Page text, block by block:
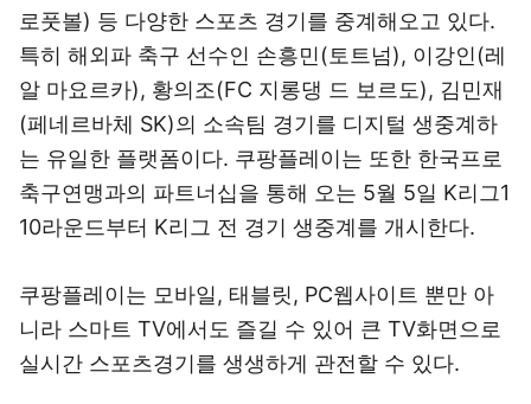
로풋볼) 등 다양한 스포츠 경기를 중계해오고 있다.
특히 해외파 축구 선수인 손흥민(토트넘), 이강인(레
알 마요르카), 황의조(FC 지롱댕 드 보르도), 김민재
(페네르바체 SK)의 소속팀 경기를 디지털 생중계하
는 유일한 플랫폼이다. 쿠팡플레이는 또한 한국프로
축구연맹과의 파트너십을 통해 오는 5월 5일 K리그1
10라운드부터 K리그 전 경기 생중계를 개시한다.
쿠팡플레이는 모바일, 태블릿, PC웹사이트 뿐만 아
니라 스마트 TV에서도 즐길 수 있어 큰 TV화면으로
실시간 스포츠경기를 생생하게 관전할 수 있다.